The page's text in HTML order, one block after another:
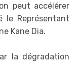
peut accélérer
le Représentant
Kane Dia.
la dégradation